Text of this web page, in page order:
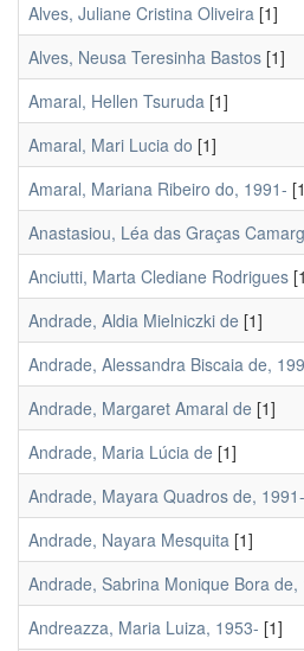
Alves, Juliane Cristina Oliveira [1]
Alves, Neusa Teresinha Bastos [1]
Amaral, Hellen Tsuruda [1]
Amaral, Mari Lucia do [1]
Amaral, Mariana Ribeiro do, 1991-
Anastasiou, Léa das Graças
Anciutti, Marta Clediane Rodrigues
Andrade, Aldia Mielniczki de [1]
Andrade, Alessandra Biscaia de,
Andrade, Margaret Amaral de [1]
Andrade, Maria Lúcia de [1]
Andrade, Mayara Quadros de, 1991-
Andrade, Nayara Mesquita [1]
Andrade, Sabrina Monique Bora de,
Andreazza, Maria Luiza, 1953- [1]